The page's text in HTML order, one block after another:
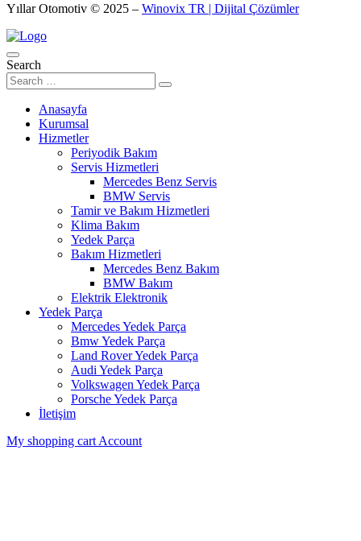
Yıllar Otomotiv © 2025 – Winovix TR | Dijital Çözümler
Search
Anasayfa
Kurumsal
Hizmetler
Periyodik Bakım
Servis Hizmetleri
Mercedes Benz Servis
BMW Servis
Tamir ve Bakım Hizmetleri
Klima Bakım
Yedek Parça
Bakım Hizmetleri
Mercedes Benz Bakım
BMW Bakım
Elektrik Elektronik
Yedek Parça
Mercedes Yedek Parça
Bmw Yedek Parça
Land Rover Yedek Parça
Audi Yedek Parça
Volkswagen Yedek Parça
Porsche Yedek Parça
İletişim
My shopping cart Account